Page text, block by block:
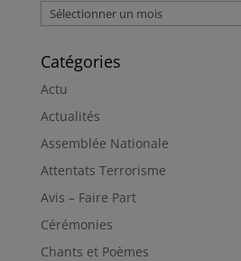
Archives
Catégories
Actu
Actualités
Assemblée Nationale
Attentats Terrorisme
Avis – Faire Part
Cérémonies
Chants et Poèmes